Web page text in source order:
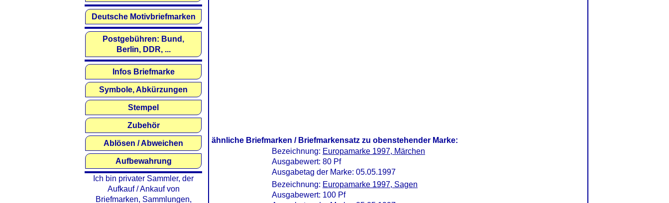
ähnliche Briefmarken / Briefmarkensatz zu obenstehender Marke:
Bezeichnung: Europamarke 1997, Märchen
Ausgabewert: 80 Pf
Ausgabetag der Marke: 05.05.1997
Bezeichnung: Europamarke 1997, Sagen
Ausgabewert: 100 Pf
Deutsche Motivbriefmarken
Postgebühren: Bund,
Berlin, DDR, ...
Infos Briefmarke
Symbole, Abkürzungen
Stempel
Zubehör
Ablösen / Abweichen
Aufbewahrung
Ich bin privater Sammler, der
Aufkauf / Ankauf von
Briefmarken, Sammlungen,